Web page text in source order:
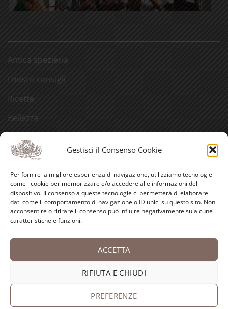
Gestisci il Consenso Cookie
Per fornire la migliore esperienza di navigazione, utilizziamo tecnologie
come i cookie per memorizzare e/o accedere alle informazioni del
dispositivo. Il consenso a queste tecnologie ci permetterà di elaborare
dati come il comportamento di navigazione o ID unici su questo sito. Non
acconsentire o ritirare il consenso può influire negativamente su alcune
caratteristiche e funzioni.
ACCETTA
RIFIUTA E CHIUDI
PREFERENZE
Antica spezieria
I nostri consigli
Ricette
Bellezza
Aforismi
Eventi
Video
Curiosità
Express
Antica Farmacia-Erboristeria Sant'Anna